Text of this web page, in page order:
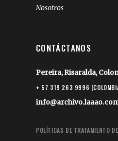
Nosotros
CONTÁCTANOS
Pereira, Risaralda,
+ 57 319 263 9996
POLÍTICAS DE TRATAMIENTO